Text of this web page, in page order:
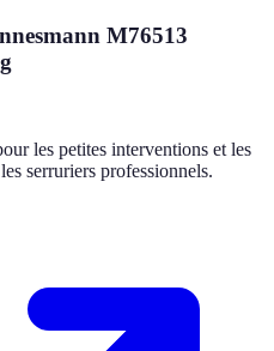
M76513
les petites interventions et les
serruriers professionnels.